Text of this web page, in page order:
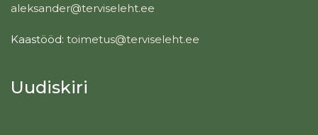
aleksander@terviseleht.ee
Kaastööd: toimetus@terviseleht.ee
Uudiskiri